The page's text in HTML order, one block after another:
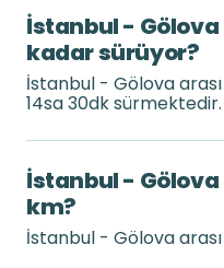
İstanbul - Gölova
kadar sürüyor?
İstanbul - Gölova
14sa 30dk sürmektedir.
İstanbul - Gölova
km?
İstanbul - Gölova